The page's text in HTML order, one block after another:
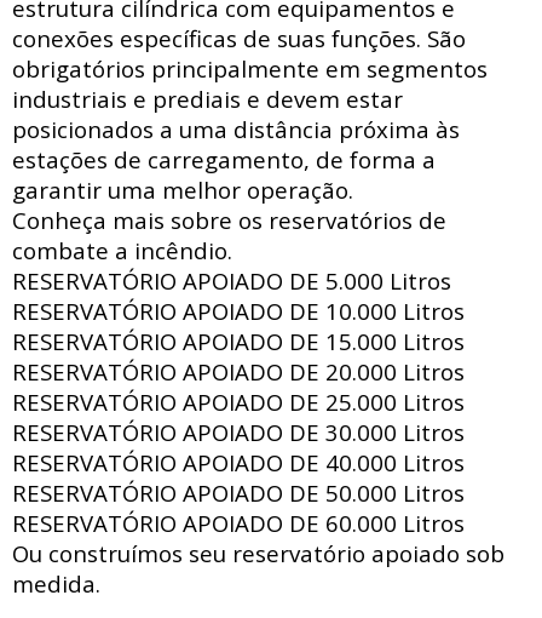
estrutura cilíndrica com equipamentos e
conexões específicas de suas funções. São
obrigatórios principalmente em segmentos
industriais e prediais e devem estar
posicionados a uma distância próxima às
estações de carregamento, de forma a
garantir uma melhor operação.
Conheça mais sobre os reservatórios de
combate a incêndio.
RESERVATÓRIO APOIADO DE 5.000 Litros
RESERVATÓRIO APOIADO DE 10.000 Litros
RESERVATÓRIO APOIADO DE 15.000 Litros
RESERVATÓRIO APOIADO DE 20.000 Litros
RESERVATÓRIO APOIADO DE 25.000 Litros
RESERVATÓRIO APOIADO DE 30.000 Litros
RESERVATÓRIO APOIADO DE 40.000 Litros
RESERVATÓRIO APOIADO DE 50.000 Litros
RESERVATÓRIO APOIADO DE 60.000 Litros
Ou construímos seu reservatório apoiado sob
medida.